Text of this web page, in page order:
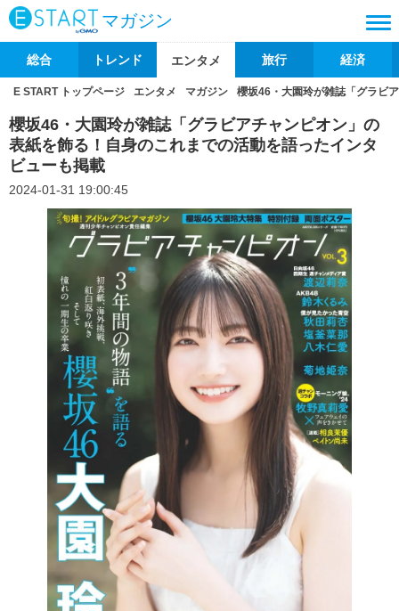
マガジン
総合 トレンド エンタメ 旅行 経済
E START トップページ エンタメ マガジン 櫻坂46・大園玲が雑誌「グラビ
櫻坂46・大園玲が雑誌「グラビアチャンピオン」の
表紙を飾る！自身のこれまでの活動を語ったインタ
ビューも掲載
2024-01-31 19:00:45